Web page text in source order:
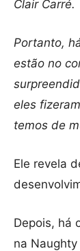
Clair Carré.
Portanto,
estão no
eles
temos de
Ele revela
Depois, há
na